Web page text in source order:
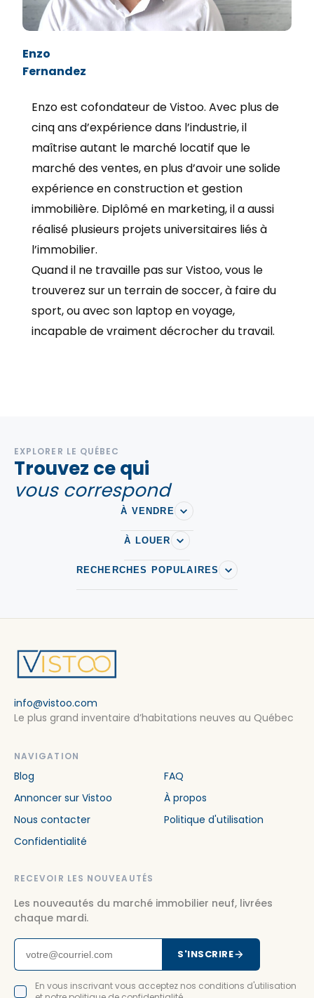
Enzo
Fernandez
Enzo est cofondateur de Vistoo. Avec plus de
cinq ans d’expérience dans l’industrie, il
maîtrise autant le marché locatif que le
marché des ventes, en plus d’avoir une solide
expérience en construction et gestion
immobilière. Diplômé en marketing, il a aussi
réalisé plusieurs projets universitaires liés à
l’immobilier.
Quand il ne travaille pas sur Vistoo, vous le
trouverez sur un terrain de soccer, à faire du
sport, ou avec son laptop en voyage,
incapable de vraiment décrocher du travail.
EXPLORER LE QUÉBEC
Trouvez ce qui
vous correspond
À VENDRE
À LOUER
RECHERCHES POPULAIRES
info@vistoo.com
Le plus grand inventaire d’habitations neuves au Québec
NAVIGATION
Blog
FAQ
Annoncer sur Vistoo
À propos
Nous contacter
Politique d'utilisation
Confidentialité
RECEVOIR LES NOUVEAUTÉS
Les nouveautés du marché immobilier neuf, livrées
chaque mardi.
S'INSCRIRE
En vous inscrivant vous acceptez nos conditions d'utilisation